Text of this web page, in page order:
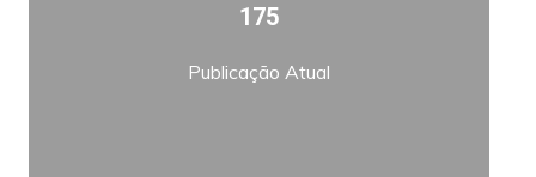
175
Publicação Atual